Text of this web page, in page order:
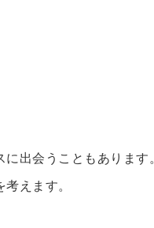
出会うこともあります。
えます。